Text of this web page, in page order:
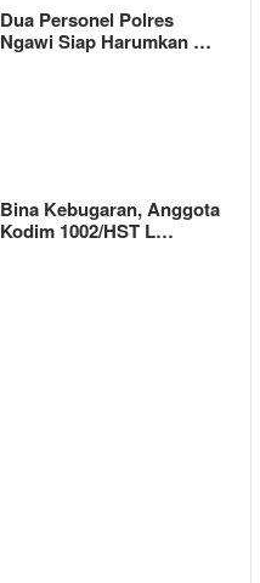
Dua Personel Polres
Ngawi Siap Harumkan …
Bina Kebugaran, Anggota
Kodim 1002/HST L…